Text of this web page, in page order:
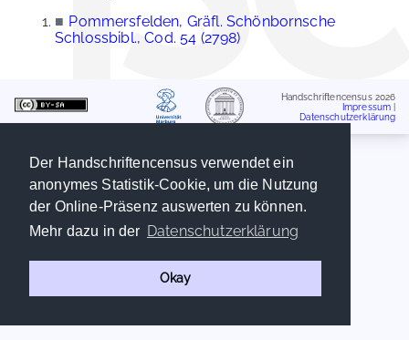
Der Handschriftencensus verwendet ein
anonymes Statistik-Cookie, um die Nutzung
der Online-Präsenz auswerten zu können.
Mehr dazu in der Datenschutzerklärung
Okay
■ Pommersfelden, Gräfl. Schönbornsche
Schlossbibl., Cod. 54 (2798)
Handschriftencensus 2026
Impressum
Datenschutzerklärung